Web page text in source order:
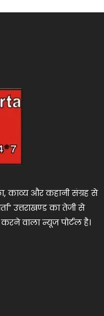
काव्य और कहानी संग्रह से
उत्तराखण्ड का तेजी से
वाला न्यूज पोर्टल है।